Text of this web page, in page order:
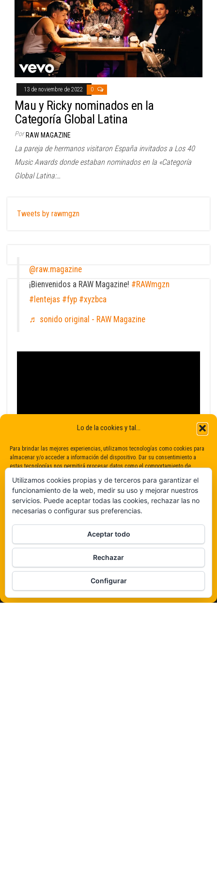
Lo de la cookies y tal...
Para brindar las mejores experiencias, utilizamos tecnologías como cookies para
almacenar y/o acceder a información del dispositivo. Dar su consentimiento a
estas tecnologías nos permitirá procesar datos como el comportamiento de
consentimiento puede afectar negativamente a determinadas características y
funciones.
De ninguna manera
Veámos que hay aquí
Política de cookies
13 de noviembre de 2022 0
Mau y Ricky nominados en la
Categoría Global Latina
Por RAW MAGAZINE
La pareja de hermanos visitaron España invitados a Los 40
Music Awards donde estaban nominados en la «Categoría
Global Latina:…
Tweets by rawmgzn
@raw.magazine
¡Bienvenidos a RAW Magazine! #RAWmgzn
#lentejas #fyp #xyzbca
♬ sonido original - RAW Magazine
Funciona gracias aWordPress |Tema:Envo Magazine
Utilizamos cookies propias y de terceros para garantizar el
funcionamiento de la web, medir su uso y mejorar nuestros
servicios. Puede aceptar todas las cookies, rechazar las no
necesarias o configurar sus preferencias.
Aceptar todo
Rechazar
Configurar